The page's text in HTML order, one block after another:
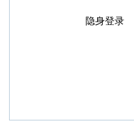
隐身登录